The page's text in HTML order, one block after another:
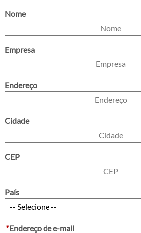
Nome
Empresa
Endereço
Cidade
CEP
País
*Endereço de e-mail